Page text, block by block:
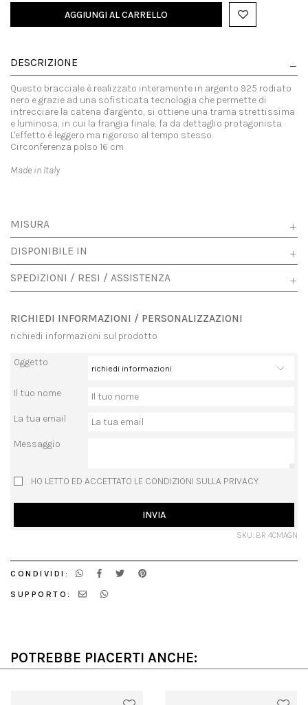
AGGIUNGI AL CARRELLO
DESCRIZIONE
Questo bracciale è realizzato interamente in argento 925 rodiato
nero e grazie ad una sofisticata tecnologia che permette di
intrecciare la catena d'argento, si ottiene una trama strettissima
e luminosa, in cui la frangia finale, fa da dettaglio protagonista.
L'effetto è leggero ma rigoroso al tempo stesso.
Circonferenza polso 16 cm
Made in Italy
MISURA
DISPONIBILE IN
SPEDIZIONI / RESI / ASSISTENZA
RICHIEDI INFORMAZIONI / PERSONALIZZAZIONI
richiedi informazioni sul prodotto
Oggetto
Il tuo nome
La tua email
Messaggio
HO LETTO ED ACCETTATO LE CONDIZIONI SULLA PRIVACY.
INVIA
SKU: BR 4CMAGN
CONDIVIDI:
SUPPORTO:
POTREBBE PIACERTI ANCHE: